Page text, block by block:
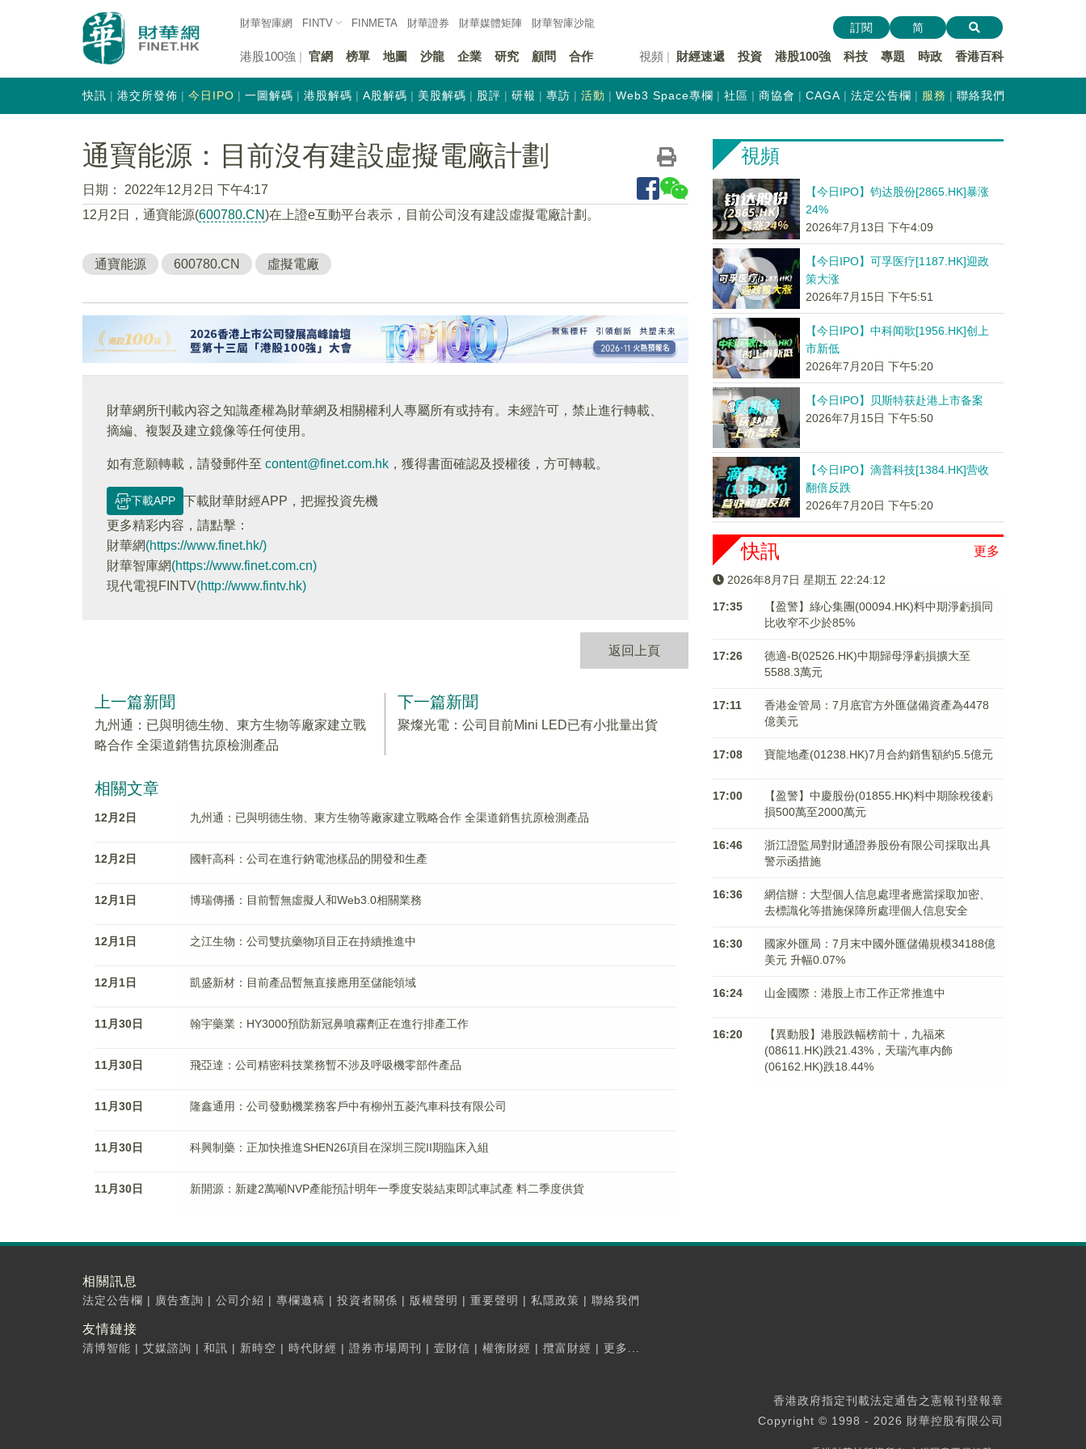
財華智庫網 FINTV FINMETA 財華證券 財華媒體矩陣 財華智庫沙龍
港股100強 官網 榜單 地圖 沙龍 企業 研究 顧問 合作 視頻 財經速遞 投資 港股100強 科技 專題 時政 香港百科
訂閱 简
快訊 港交所發佈 今日IPO 一圖解碼 港股解碼 A股解碼 美股解碼 股評 研報 專訪 活動 Web3 Space專欄 社區 商協會 CAGA 法定公告欄 服務 聯絡我們
通寶能源：目前沒有建設虛擬電廠計劃
日期：
2022年12月2日 下午4:17
12月2日，通寶能源(600780.CN)在上證e互動平台表示，目前公司沒有建設虛擬電廠計劃。
通寶能源 600780.CN 虛擬電廠
財華網所刊載內容之知識產權為財華網及相關權利人專屬所有或持有。未經許可，禁止進行轉載、
摘編、複製及建立鏡像等任何使用。
如有意願轉載，請發郵件至 content@finet.com.hk ，獲得書面確認及授權後，方可轉載。
下載APP
下載財華財經APP，把握投資先機
更多精彩内容，請點擊：
財華網(https://www.finet.hk/)
財華智庫網(https://www.finet.com.cn)
現代電視FINTV(http://www.fintv.hk)
返回上頁
上一篇新聞
九州通：已與明德生物、東方生物等廠家建立戰
略合作 全渠道銷售抗原檢測產品
下一篇新聞
聚燦光電：公司目前Mini LED已有小批量出貨
相關文章
12月2日 九州通：已與明德生物、東方生物等廠家建立戰略合作 全渠道銷售抗原檢測產品
12月2日 國軒高科：公司在進行鈉電池樣品的開發和生產
12月1日 博瑞傳播：目前暫無虛擬人和Web3.0相關業務
12月1日 之江生物：公司雙抗藥物項目正在持續推進中
12月1日 凱盛新材：目前產品暫無直接應用至儲能領域
11月30日 翰宇藥業：HY3000預防新冠鼻噴霧劑正在進行排產工作
11月30日 飛亞達：公司精密科技業務暫不涉及呼吸機零部件產品
11月30日 隆鑫通用：公司發動機業務客戶中有柳州五菱汽車科技有限公司
11月30日 科興制藥：正加快推進SHEN26項目在深圳三院II期臨床入組
11月30日 新開源：新建2萬噸NVP產能預計明年一季度安裝結束即試車試產 料二季度供貨
視頻
【今日IPO】钧达股份[2865.HK]暴涨
24%
2026年7月13日 下午4:09
【今日IPO】可孚医疗[1187.HK]迎政
策大涨
2026年7月15日 下午5:51
【今日IPO】中科闻歌[1956.HK]创上
市新低
2026年7月20日 下午5:20
【今日IPO】贝斯特获赴港上市备案
2026年7月15日 下午5:50
【今日IPO】滴普科技[1384.HK]营收
翻倍反跌
2026年7月20日 下午5:20
更多
快訊
2026年8月7日 星期五 22:24:12
17:35
【盈警】綠心集團(00094.HK)料中期淨虧損同
比收窄不少於85%
17:26
德適-B(02526.HK)中期歸母淨虧損擴大至
5588.3萬元
17:11
香港金管局：7月底官方外匯儲備資產為4478
億美元
17:08 寶龍地產(01238.HK)7月合約銷售額約5.5億元
17:00
【盈警】中慶股份(01855.HK)料中期除稅後虧
損500萬至2000萬元
16:46
浙江證監局對財通證券股份有限公司採取出具
警示函措施
16:36
網信辦：大型個人信息處理者應當採取加密、
去標識化等措施保障所處理個人信息安全
16:30
國家外匯局：7月末中國外匯儲備規模34188億
美元 升幅0.07%
16:24 山金國際：港股上市工作正常推進中
16:20
【異動股】港股跌幅榜前十，九福來
(08611.HK)跌21.43%，天瑞汽車内飾
(06162.HK)跌18.44%
相關訊息
法定公告欄 | 廣告查詢 | 公司介紹 | 專欄邀稿 | 投資者關係 | 版權聲明 | 重要聲明 | 私隱政策 | 聯絡我們
友情鏈接
清博智能 | 艾媒諮詢 | 和訊 | 新時空 | 時代財經 | 證券市場周刊 | 壹財信 | 權衡財經 | 攬富財經 | 更多...
香港政府指定刊載法定通告之憲報刊登報章
Copyright © 1998 - 2026 財華控股有限公司